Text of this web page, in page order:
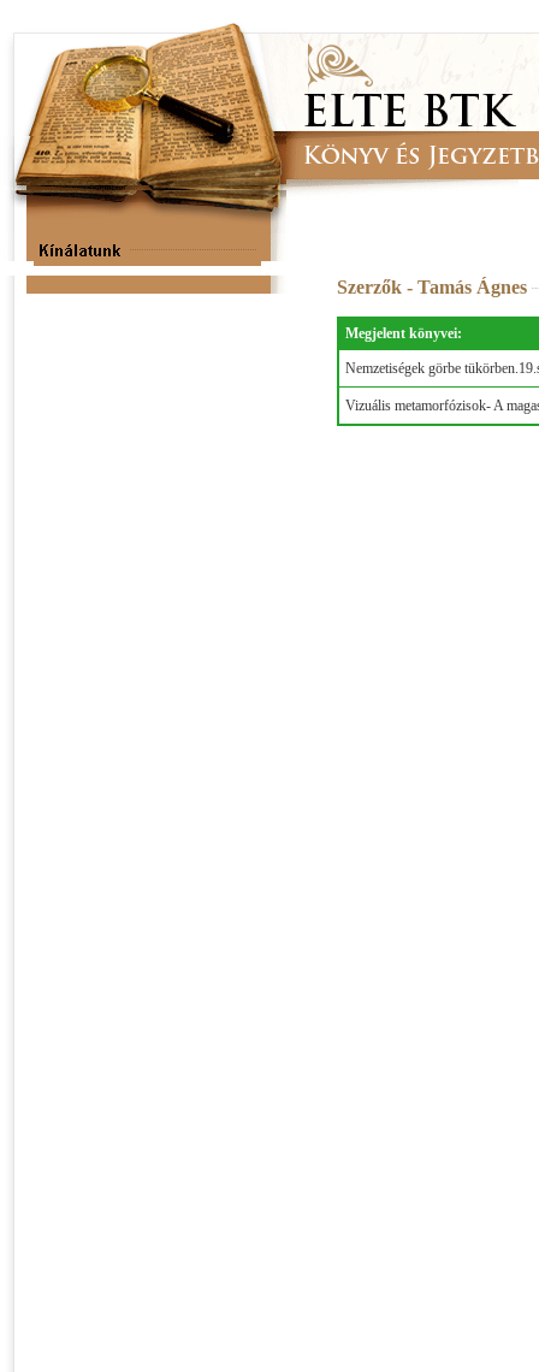
Szerzők - Tamás Ágnes
Megjelent könyvei:
Nemzetiségek görbe
Vizuális metamorfózisok- A